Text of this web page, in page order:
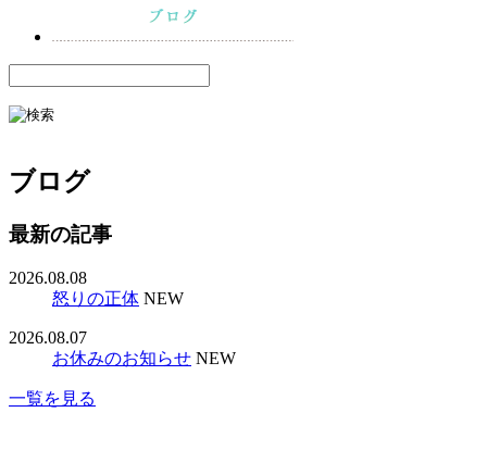
ブログ
最新の記事
2026.08.08
怒りの正体 NEW
2026.08.07
お休みのお知らせ NEW
一覧を見る